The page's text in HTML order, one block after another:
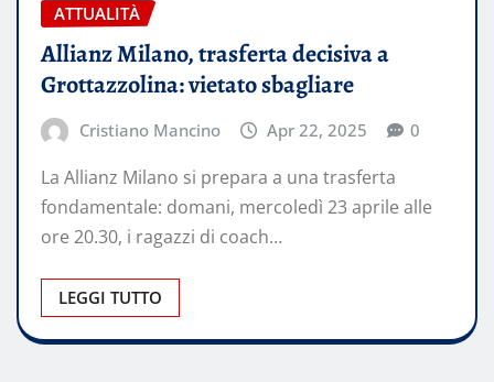
ATTUALITÀ
Allianz Milano, trasferta decisiva a
Grottazzolina: vietato sbagliare
Cristiano Mancino Apr 22, 2025 0
La Allianz Milano si prepara a una trasferta
fondamentale: domani, mercoledì 23 aprile alle
ore 20.30, i ragazzi di coach…
LEGGI TUTTO